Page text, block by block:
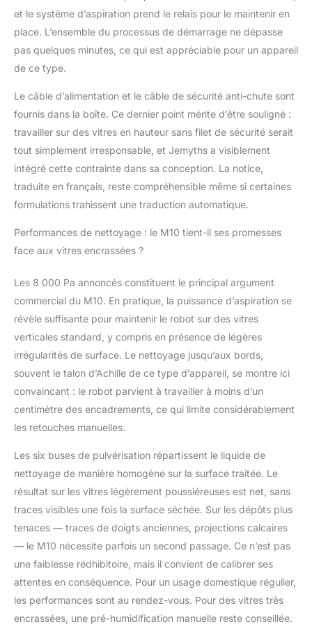
une pulvérisation
uniforme et sans
traces. Il prend en
charge la pulvérisation
d'un réservoir d'eau de
100 ml avec indicateur
de niveau. Remarque :
tenaces et anciennes,
un pré-nettoyage
manuel est
recommandé. Un
du chiffon de
nettoyage
【Reconnaissance
intelligente des bords】
Le robot laveur de
vitres est équipé d'une
technologie de
reconnaissance des
bords de haute
précision. Ses capteurs
les obstacles sur les
encadrées (ne convient
pas pour le verre
ondulé ou courbé),
assurant ainsi un
profondeur sans
angles morts et un
contrôle total. Le robot
nettoyeur de vitres
dispose également
et le système d’aspiration prend le relais pour le maintenir en
place. L’ensemble du processus de démarrage ne dépasse
pas quelques minutes, ce qui est appréciable pour un appareil
de ce type.
Le câble d’alimentation et le câble de sécurité anti-chute sont
fournis dans la boîte. Ce dernier point mérite d’être souligné :
travailler sur des vitres en hauteur sans filet de sécurité serait
tout simplement irresponsable, et Jemyths a visiblement
intégré cette contrainte dans sa conception. La notice,
traduite en français, reste compréhensible même si certaines
formulations trahissent une traduction automatique.
Performances de nettoyage : le M10 tient-il ses promesses
face aux vitres encrassées ?
Les 8 000 Pa annoncés constituent le principal argument
commercial du M10. En pratique, la puissance d’aspiration se
révèle suffisante pour maintenir le robot sur des vitres
verticales standard, y compris en présence de légères
irrégularités de surface. Le nettoyage jusqu’aux bords,
souvent le talon d’Achille de ce type d’appareil, se montre ici
convaincant : le robot parvient à travailler à moins d’un
centimètre des encadrements, ce qui limite considérablement
les retouches manuelles.
Les six buses de pulvérisation répartissent le liquide de
nettoyage de manière homogène sur la surface traitée. Le
résultat sur les vitres légèrement poussiéreuses est net, sans
traces visibles une fois la surface séchée. Sur les dépôts plus
tenaces — traces de doigts anciennes, projections calcaires
— le M10 nécessite parfois un second passage. Ce n’est pas
une faiblesse rédhibitoire, mais il convient de calibrer ses
attentes en conséquence. Pour un usage domestique régulier,
les performances sont au rendez-vous. Pour des vitres très
encrassées, une pré-humidification manuelle reste conseillée.